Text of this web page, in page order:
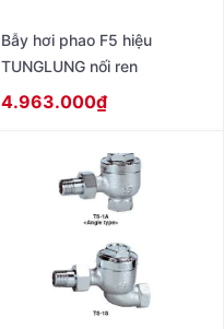
Bẫy hơi phao F5 hiệu
TUNGLUNG nối ren
4.963.000₫